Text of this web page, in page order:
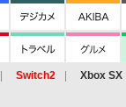
Switch2 Xbox SX